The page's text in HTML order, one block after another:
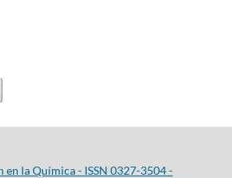
en la Química - ISSN 0327-3504 -